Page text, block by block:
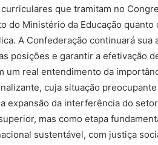
que tramitam no
do Ministério da Educação quanto
A Confederação continuará sua
posições e garantir a efetivação
um real entendimento da
cuja situação
expansão da interferência do
mas como etapa
sustentável, com justiça